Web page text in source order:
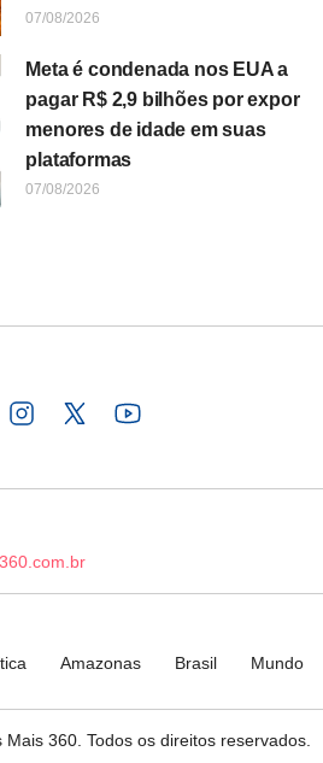
07/08/2026
Meta é condenada nos EUA a
pagar R$ 2,9 bilhões por expor
menores de idade em suas
plataformas
07/08/2026
Amazonas Brasil Mundo
360. Todos os direitos reservados.